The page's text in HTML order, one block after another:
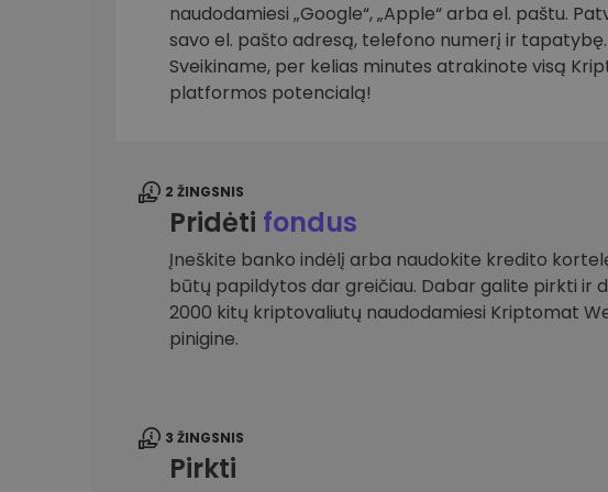
Investicijų tyrinėtojas
Rask savo kripto strategiją
naudodamiesi „Google“, „Apple“ arba el. paštu.
savo el. pašto adresą, telefono numerį ir tapatybę.
Sveikiname, per kelias minutes atrakinote visą
platformos potencialą!
2 ŽINGSNIS
Pridėti fondus
Įneškite banko indėlį arba naudokite kredito
būtų papildytos dar greičiau. Dabar galite pirkti ir
2000 kitų kriptovaliutų naudodamiesi Kriptomat
pinigine.
3 ŽINGSNIS
Pirkti